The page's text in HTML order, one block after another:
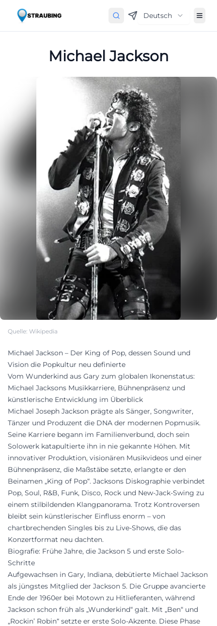
Deutsch
Michael Jackson
Quelle: Wikipedia
Michael Jackson – Der King of Pop, dessen Sound und
Vision die Popkultur neu definierte
Vom Wunderkind aus Gary zum globalen Ikonenstatus:
Michael Jacksons Musikkarriere, Bühnenpräsenz und
künstlerische Entwicklung im Überblick
Michael Joseph Jackson prägte als Sänger, Songwriter,
Tänzer und Produzent die DNA der modernen Popmusik.
Seine Karriere begann im Familienverbund, doch sein
Solowerk katapultierte ihn in nie gekannte Höhen. Mit
innovativer Produktion, visionären Musikvideos und einer
Bühnenpräsenz, die Maßstäbe setzte, erlangte er den
Beinamen „King of Pop“. Jacksons Diskographie verbindet
Pop, Soul, R&B, Funk, Disco, Rock und New-Jack-Swing zu
einem stilbildenden Klangpanorama. Trotz Kontroversen
bleibt sein künstlerischer Einfluss enorm – von
chartbrechenden Singles bis zu Live-Shows, die das
Konzertformat neu dachten.
Biografie: Frühe Jahre, die Jackson 5 und erste Solo-
Schritte
Aufgewachsen in Gary, Indiana, debütierte Michael Jackson
als jüngstes Mitglied der Jackson 5. Die Gruppe avancierte
Ende der 1960er bei Motown zu Hitlieferanten, während
Jackson schon früh als „Wunderkind“ galt. Mit „Ben“ und
„Rockin’ Robin“ setzte er erste Solo-Akzente. Diese Phase